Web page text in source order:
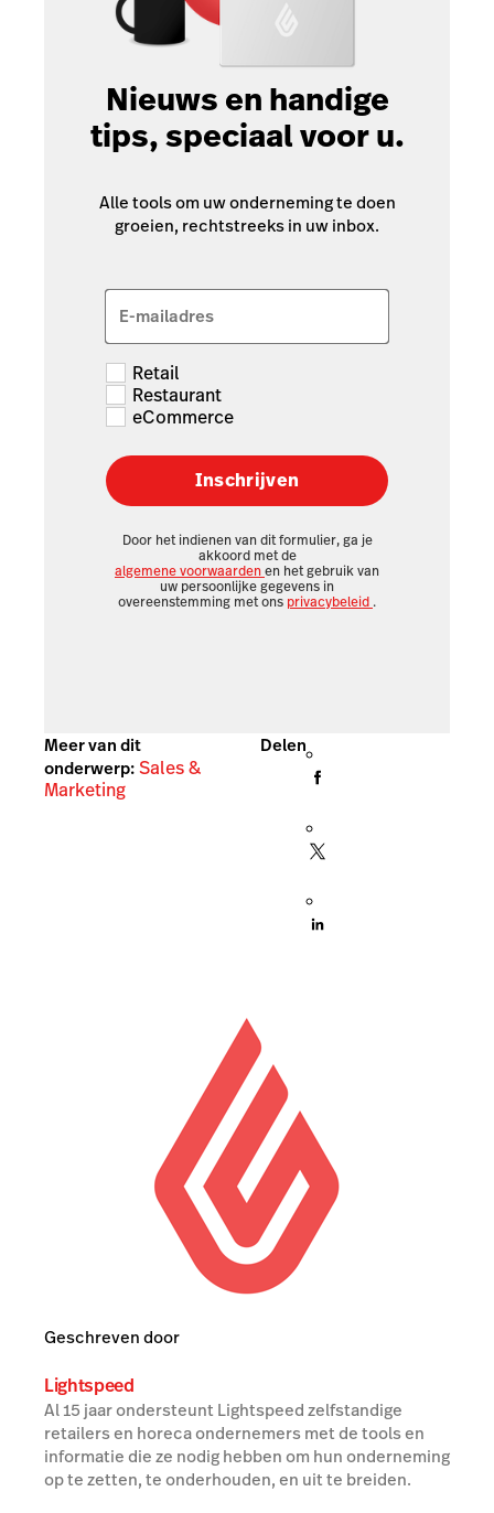
Nieuws en handige
tips, speciaal voor u.
Alle tools om uw onderneming te doen
groeien, rechtstreeks in uw inbox.
E-mailadres
Retail
Restaurant
eCommerce
Inschrijven
Door het indienen van dit formulier, ga je
akkoord met de
algemene voorwaardenen het gebruik van
uw persoonlijke gegevens in
overeenstemming met ons privacybeleid .
Meer van dit
onderwerp:Sales &
Marketing
Delen
Geschreven door
Lightspeed
Al 15 jaar ondersteunt Lightspeed zelfstandige
retailers en horeca ondernemers met de tools en
informatie die ze nodig hebben om hun onderneming
op te zetten, te onderhouden, en uit te breiden.